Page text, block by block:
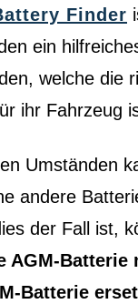
Finder
ein
welche die
ihr Fahrzeug
Umständen
andere
der Fall ist,
AGM-Batterie
Batterie